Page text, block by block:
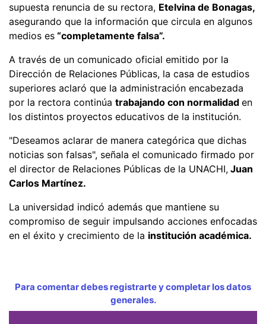
supuesta renuncia de su rectora, Etelvina de Bonagas,
asegurando que la información que circula en algunos
medios es “completamente falsa”.
A través de un comunicado oficial emitido por la
Dirección de Relaciones Públicas, la casa de estudios
superiores aclaró que la administración encabezada
por la rectora continúa trabajando con normalidad en
los distintos proyectos educativos de la institución.
"Deseamos aclarar de manera categórica que dichas
noticias son falsas", señala el comunicado firmado por
el director de Relaciones Públicas de la UNACHI, Juan
Carlos Martínez.
La universidad indicó además que mantiene su
compromiso de seguir impulsando acciones enfocadas
en el éxito y crecimiento de la institución académica.
Para comentar debes registrarte y completar los datos
generales.